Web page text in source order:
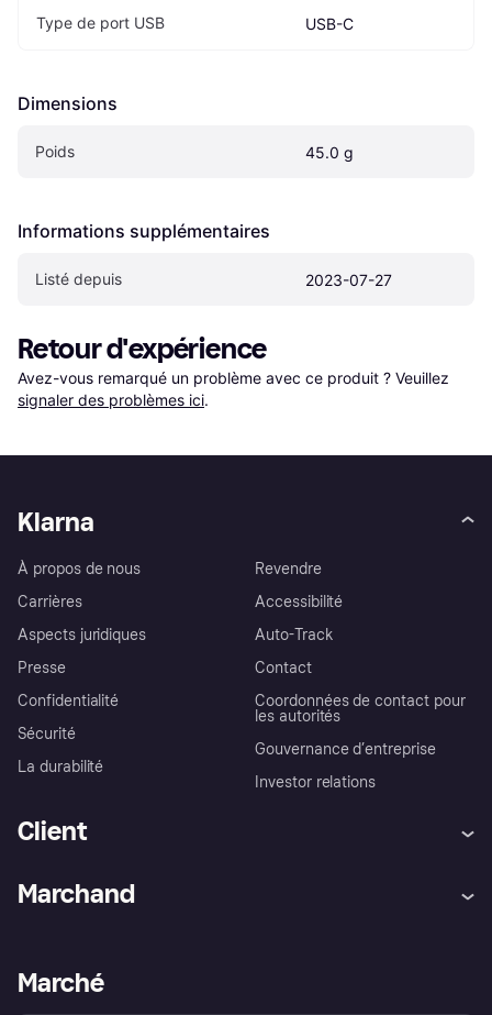
Type de port USB USB-C
Dimensions
Poids 45.0 g
Informations supplémentaires
Listé depuis 2023-07-27
Retour d'expérience
Avez-vous remarqué un problème avec ce produit ? Veuillez
signaler des problèmes ici.
Klarna
À propos de nous
Carrières
Aspects juridiques
Presse
Confidentialité
Sécurité
La durabilité
Revendre
Accessibilité
Auto-Track
Contact
Coordonnées de contact pour
les autorités
Gouvernance d’entreprise
Investor relations
Client
Explorez les magasins
Politique de protection de
Marchand
Portail Marchand
Marché